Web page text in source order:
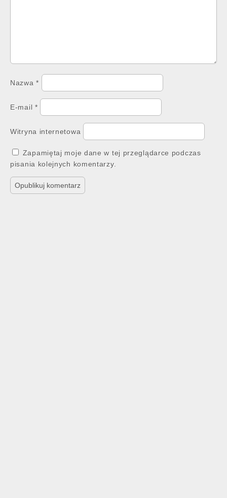
Nazwa*
E-mail *
Witryna internetowa
Zapamiętaj moje dane w tej przeglądarce podczas
pisania kolejnych komentarzy.